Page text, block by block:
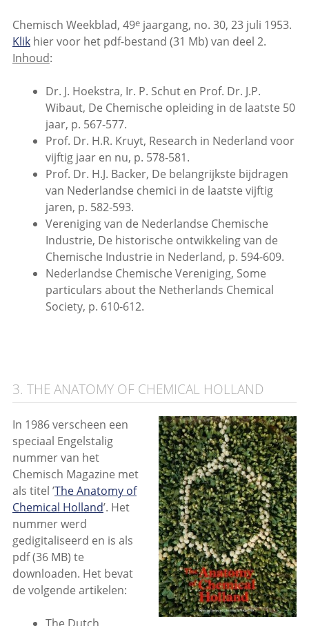
Chemisch Weekblad, 49ejaargang, no. 30, 23 juli 1953.
Klikhier voor het pdf-bestand (31 Mb) van deel 2.
Inhoud:
Dr. J. Hoekstra, Ir. P. Schut en Prof. Dr. J.P.
Wibaut, De Chemische opleiding in de laatste 50
jaar, p. 567-577.
Prof. Dr. H.R. Kruyt, Research in Nederland voor
vijftig jaar en nu, p. 578-581.
Prof. Dr. H.J. Backer, De belangrijkste bijdragen
van Nederlandse chemici in de laatste vijftig
jaren, p. 582-593.
Vereniging van de Nederlandse Chemische
Industrie, De historische ontwikkeling van de
Chemische Industrie in Nederland, p. 594-609.
Nederlandse Chemische Vereniging, Some
particulars about the Netherlands Chemical
Society, p. 610-612.
3. THE ANATOMY OF CHEMICAL HOLLAND
In 1986 verscheen een
speciaal Engelstalig
nummer van het
Chemisch Magazine met
als titel ’The Anatomy of
Chemical Holland’. Het
nummer werd
gedigitaliseerd en is als
pdf (36 MB) te
downloaden. Het bevat
de volgende artikelen: